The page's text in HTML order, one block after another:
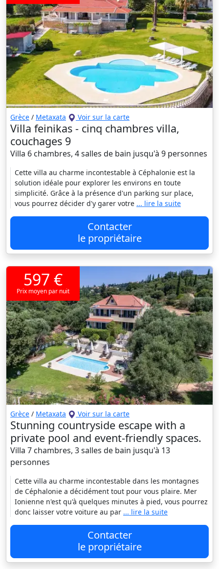
Grèce / Metaxata Voir sur la carte
Villa feinikas - cinq chambres villa,
couchages 9
Villa 6 chambres, 4 salles de bain jusqu'à 9 personnes
Cette villa au charme incontestable à Céphalonie est la
solution idéale pour explorer les environs en toute
simplicité. Grâce à la présence d'un parking sur place,
vous pourrez décider d'y garer votre ... lire la suite
Contacter
le propriétaire
597 €
Prix moyen par nuit
Grèce / Metaxata Voir sur la carte
Stunning countryside escape with a
private pool and event-friendly spaces.
Villa 7 chambres, 3 salles de bain jusqu'à 13
personnes
Cette villa au charme incontestable dans les montagnes
de Céphalonie a décidément tout pour vous plaire. Mer
Ionienne n'est qu'à quelques minutes à pied, vous pourrez
donc laisser votre voiture au par ... lire la suite
Contacter
le propriétaire